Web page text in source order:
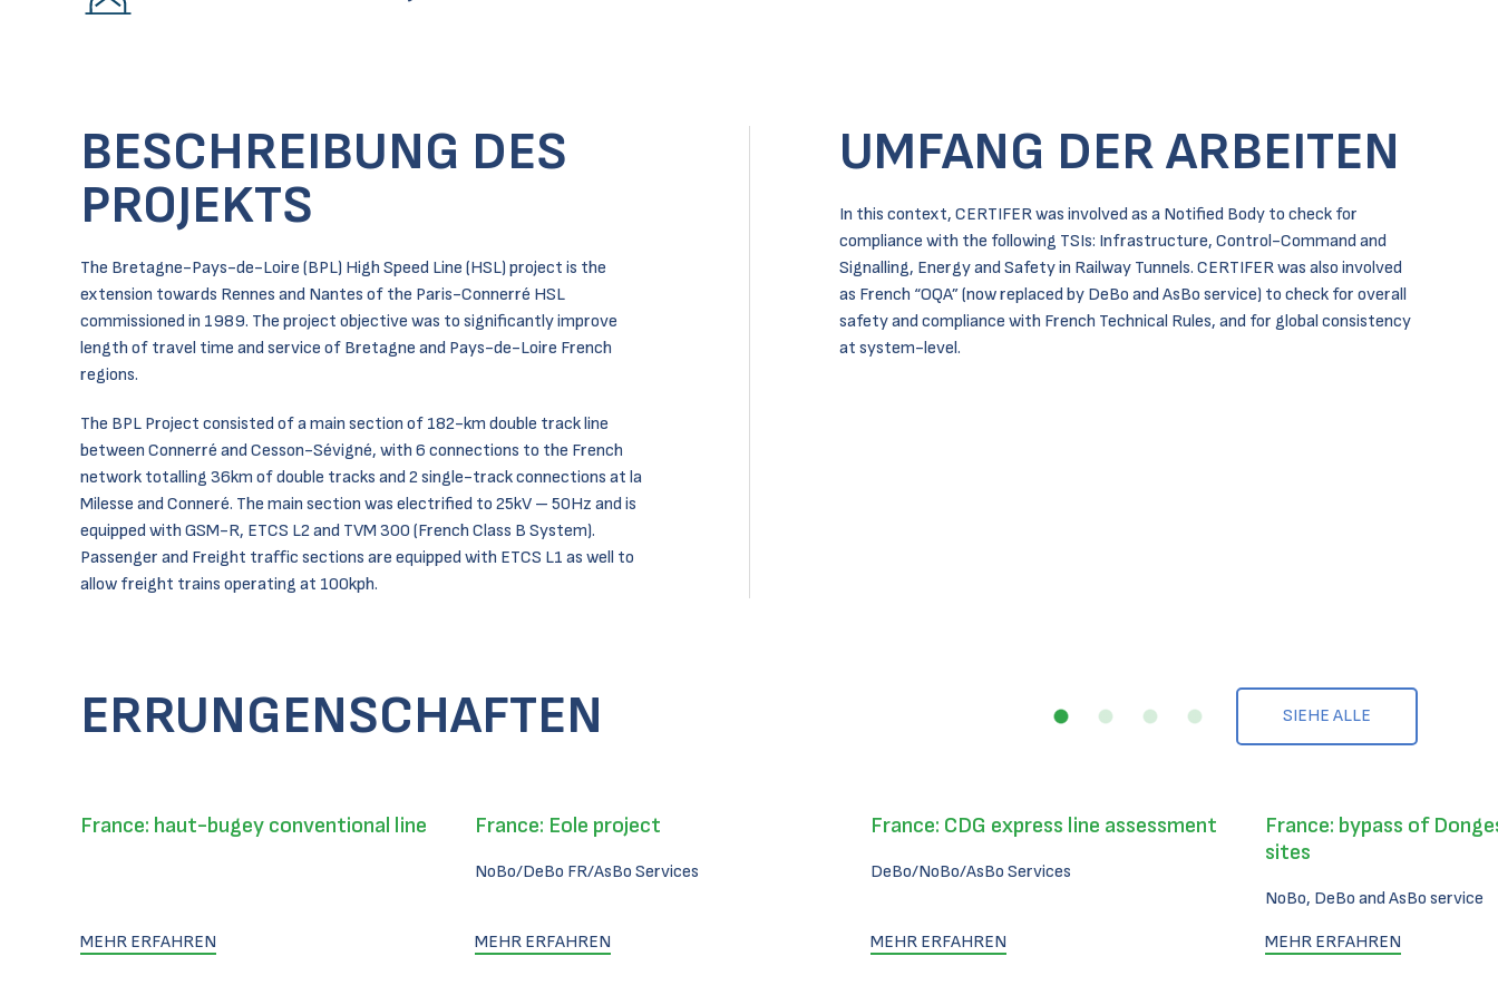
BESCHREIBUNG DES
PROJEKTS
The Bretagne-Pays-de-Loire (BPL) High Speed Line (HSL) project is the
extension towards Rennes and Nantes of the Paris-Connerré HSL
commissioned in 1989. The project objective was to significantly improve
length of travel time and service of Bretagne and Pays-de-Loire French
regions.
The BPL Project consisted of a main section of 182-km double track line
between Connerré and Cesson-Sévigné, with 6 connections to the French
network totalling 36km of double tracks and 2 single-track connections at la
Milesse and Conneré. The main section was electrified to 25kV – 50Hz and is
equipped with GSM-R, ETCS L2 and TVM 300 (French Class B System).
Passenger and Freight traffic sections are equipped with ETCS L1 as well to
allow freight trains operating at 100kph.
UMFANG DER ARBEITEN
In this context, CERTIFER was involved as a Notified Body to check for
compliance with the following TSIs: Infrastructure, Control-Command and
Signalling, Energy and Safety in Railway Tunnels. CERTIFER was also involved
as French “OQA” (now replaced by DeBo and AsBo service) to check for overall
safety and compliance with French Technical Rules, and for global consistency
at system-level.
ERRUNGENSCHAFTEN SIEHE ALLE
France: haut-bugey conventional line
MEHR ERFAHREN
France: Eole project
NoBo/DeBo FR/AsBo Services
MEHR ERFAHREN
France: CDG express line assessment
DeBo/NoBo/AsBo Services
MEHR ERFAHREN
France: bypass of
sites
NoBo, DeBo and AsBo service
MEHR ERFAHREN